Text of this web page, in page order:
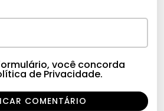
você concorda
de Privacidade.